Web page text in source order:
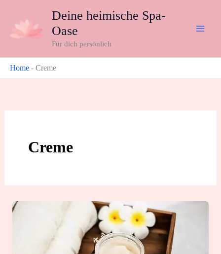
springen
Deine heimische Spa-
Oase
Für dich persönlich
Home - Creme
Creme